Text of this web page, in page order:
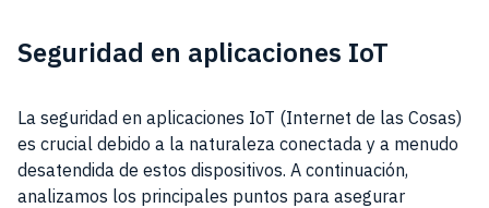
Seguridad en aplicaciones IoT
La seguridad en aplicaciones IoT (Internet de las Cosas)
es crucial debido a la naturaleza conectada y a menudo
desatendida de estos dispositivos. A continuación,
analizamos los principales puntos para asegurar